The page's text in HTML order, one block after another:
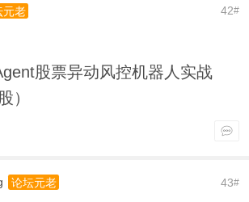
42#
元老
股票异动风控机器人实战
）
43#
论坛元老